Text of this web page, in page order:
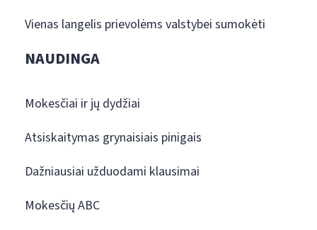
Vienas langelis prievolėms valstybei sumokėti
NAUDINGA
Mokesčiai ir jų dydžiai
Atsiskaitymas grynaisiais pinigais
Dažniausiai užduodami klausimai
Mokesčių ABC